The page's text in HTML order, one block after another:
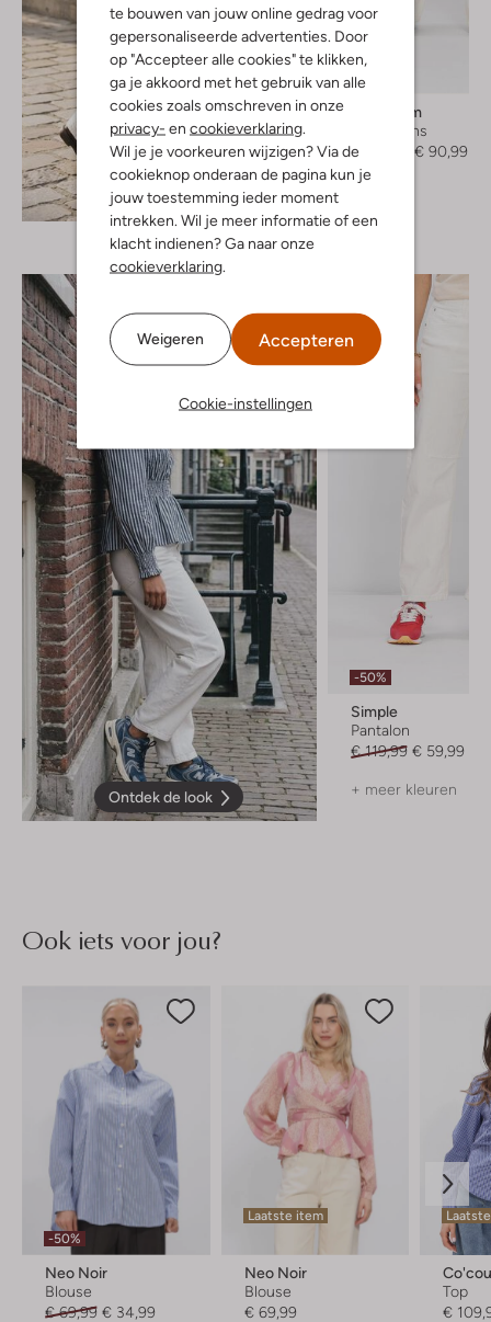
te bouwen van jouw online gedrag voor
gepersonaliseerde advertenties. Door
op "Accepteer alle cookies" te klikken,
ga je akkoord met het gebruik van alle
cookies zoals omschreven in onze
privacy- en cookieverklaring
Wil je je voorkeuren wijzigen? Via de
cookieknop onderaan de pagina kun je
jouw toestemming ieder moment
intrekken. Wil je meer informatie of een
klacht indienen? Ga naar onze
cookieverklaring
Weigeren Accepteren
Cookie-instellingen
Ontdek de look
-30%
Modström
Wide jeans
€ 129,99
€ 90,99
Ontdek de look
-50%
Simple
Pantalon
€ 119,99 € 59,99
+ meer kleuren
Ook iets voor jou?
-50%
Neo Noir
Blouse
€ 69,99 € 34,99
Laatste item
Neo Noir
Blouse
€ 69,99
Top
€